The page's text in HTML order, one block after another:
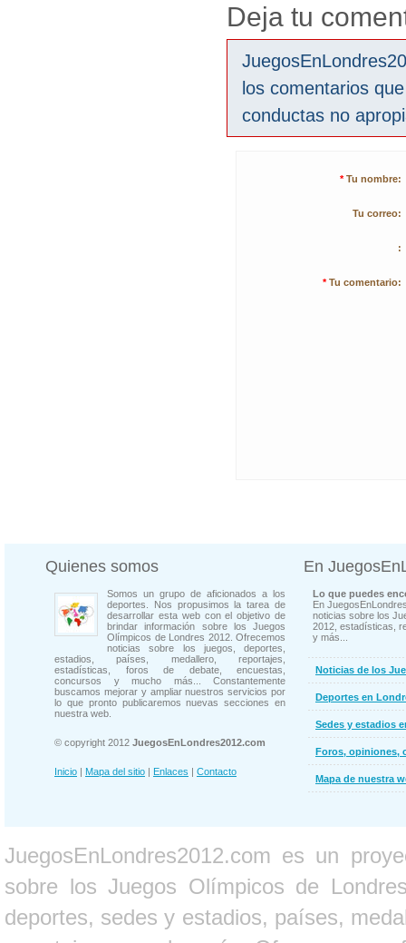
Deja tu
los comentarios
conductas no
* Tu nombre:
Tu correo:
:
* Tu comentario:
Quienes somos
Somos un grupo de aficionados a los
deportes. Nos propusimos la tarea de
desarrollar esta web con el objetivo de
brindar información sobre los Juegos
Olímpicos de Londres 2012. Ofrecemos
noticias sobre los juegos, deportes,
estadios, países, medallero, reportajes,
estadísticas, foros de debate, encuestas,
concursos y mucho más... Constantemente
buscamos mejorar y ampliar nuestros servicios por
lo que pronto publicaremos nuevas secciones en
nuestra web.
© copyright 2012 JuegosEnLondres2012.com
Inicio | Mapa del sitio | Enlaces | Contacto
En
Lo que puedes
En
noticias sobre los
2012, estadísticas,
y más...
Noticias de los
Deportes en
Sedes y estadios
Foros, opiniones,
Mapa de nuestra
JuegosEnLondres2012.com es un
sobre los Juegos Olímpicos de
deportes, sedes y estadios, países,